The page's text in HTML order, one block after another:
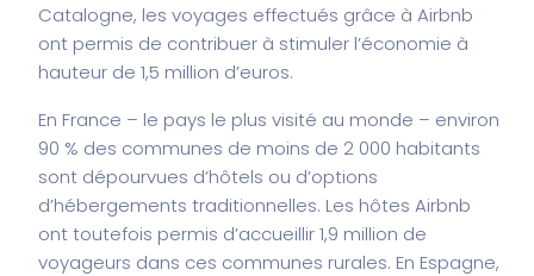
Catalogne, les voyages effectués grâce à Airbnb
ont permis de contribuer à stimuler l’économie à
hauteur de 1,5 million d’euros.
En France – le pays le plus visité au monde – environ
90 % des communes de moins de 2 000 habitants
sont dépourvues d’hôtels ou d’options
d’hébergements traditionnelles. Les hôtes Airbnb
ont toutefois permis d’accueillir 1,9 million de
voyageurs dans ces communes rurales. En Espagne,